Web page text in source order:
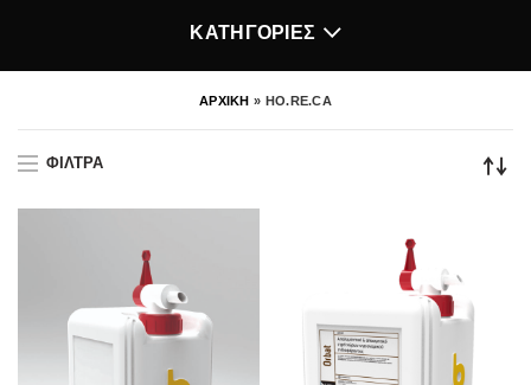
ΚΑΤΗΓΟΡΙΕΣ
ΑΡΧΙΚΗ » HO.RE.CA
ΦΙΛΤΡΑ